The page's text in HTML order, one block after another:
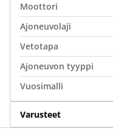
Moottori
Ajoneuvolaji
Vetotapa
Ajoneuvon tyyppi
Vuosimalli
Varusteet